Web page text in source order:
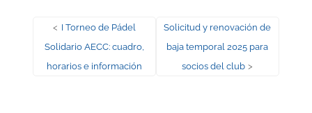
Navegación
de
< Entrada
anterior:
I Torneo de Pádel
Solidario AECC: cuadro,
horarios e información
Entrada
siguiente:
Solicitud y renovación de
baja temporal 2025 para
socios del club>